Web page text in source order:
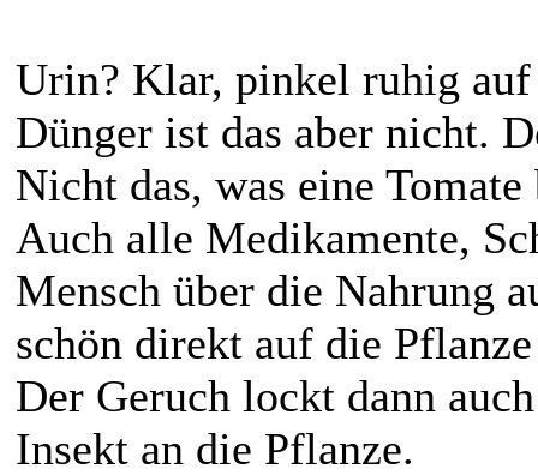
Urin? Klar, pinkel ruhig
Dünger ist das aber nicht.
Nicht das, was eine
Auch alle Medikamente,
Mensch über die Nahrung
schön direkt auf die
Der Geruch lockt dann
Insekt an die Pflanze.